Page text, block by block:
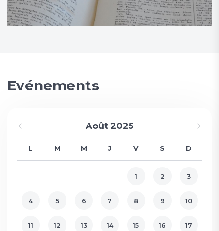
Evénements
Août 2025
L M M J V S D
1 2 3
4 5 6 7 8 9 10
11 12 13 14 15 16 17